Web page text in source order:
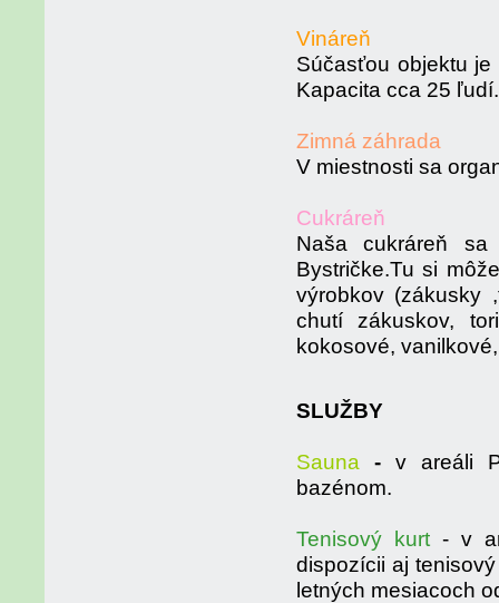
Vináreň
Súčasťou objektu
Kapacita cca 25 ľudí.
Zimná záhrada
V miestnosti sa
Cukráreň
Naša cukráreň
Bystričke.Tu si
výrobkov (zákusky
chutí zákuskov,
kokosové,
SLUŽBY
Sauna - v areáli
bazénom.
Tenisový kurt - v
dispozícii aj
letných mesiacoch